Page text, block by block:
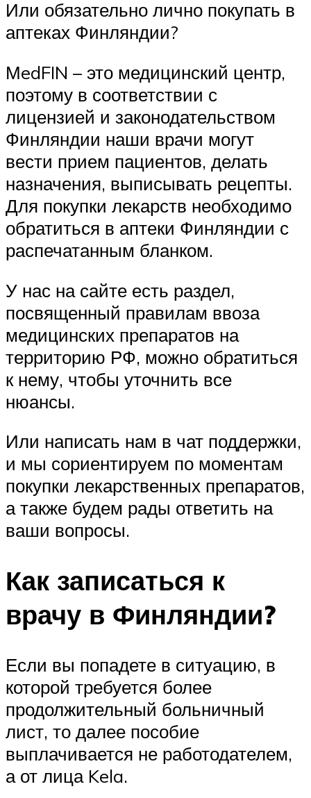
Или обязательно лично покупать в
аптеках Финляндии?
МedFIN – это медицинский центр,
поэтому в соответствии с
лицензией и законодательством
Финляндии наши врачи могут
вести прием пациентов, делать
назначения, выписывать рецепты.
Для покупки лекарств необходимо
обратиться в аптеки Финляндии с
распечатанным бланком.
У нас на сайте есть раздел,
посвященный правилам ввоза
медицинских препаратов на
территорию РФ, можно обратиться
к нему, чтобы уточнить все
нюансы.
Или написать нам в чат поддержки,
и мы сориентируем по моментам
покупки лекарственных препаратов,
а также будем рады ответить на
ваши вопросы.
Как записаться к
врачу в Финляндии?
Если вы попадете в ситуацию, в
которой требуется более
продолжительный больничный
лист, то далее пособие
выплачивается не работодателем,
а от лица Kela.